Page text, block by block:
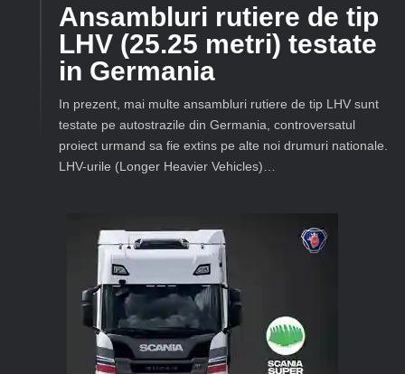
Ansambluri rutiere de tip
LHV (25.25 metri) testate
in Germania
In prezent, mai multe ansambluri rutiere de tip LHV sunt
testate pe autostrazile din Germania, controversatul
proiect urmand sa fie extins pe alte noi drumuri nationale.
LHV-urile (Longer Heavier Vehicles)…